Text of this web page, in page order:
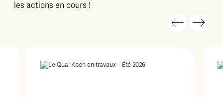
les actions en cours !